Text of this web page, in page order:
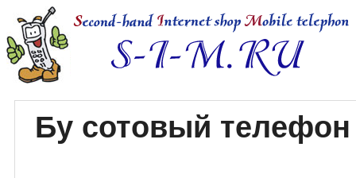
Бу сотовый телефон